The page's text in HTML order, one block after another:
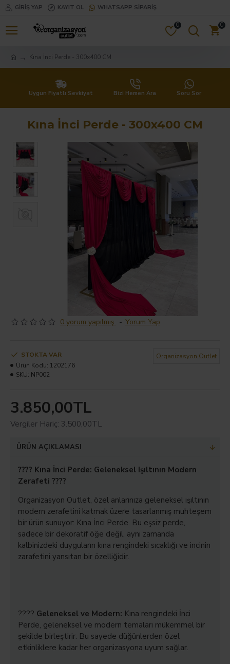
GIRIŞ YAP KAYIT OL WHATSAPP SIPARIŞ
0 0
Kına İnci Perde - 300x400 CM
Uygun Fiyatlı Sevkiyat Bizi Hemen Ara Soru Sor
Kına İnci Perde - 300x400 CM
0 yorum yapılmış. - Yorum Yap
3.850,00TL
Vergiler Hariç: 3.500,00TL
STOKTA VAR
Ürün Kodu: 1202176
SKU: NP002
Organizasyon Outlet
ÜRÜN AÇIKLAMASI
???? Kına İnci Perde: Geleneksel Işıltının Modern
Zerafeti ????
Organizasyon Outlet, özel anlarınıza geleneksel ışıltının
modern zerafetini katmak üzere tasarlanmış muhteşem
bir ürün sunuyor: Kına İnci Perde. Bu eşsiz perde,
sadece bir dekoratif öğe değil, aynı zamanda
kalbinizdeki duyguların kına rengindeki sıcaklığı ve incinin
zarafetini yansıtan bir özelliğidir.
???? Geleneksel ve Modern: Kına rengindeki İnci
Perde, geleneksel ve modern temaları mükemmel bir
şekilde birleştirir. Bu sayede düğünlerden özel
etkinliklere kadar her organizasyona uyum sağlar.